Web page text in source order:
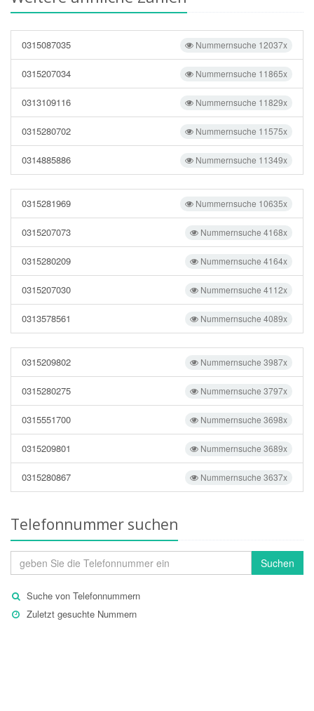
Nummernsuche 12037x
0315087035
Nummernsuche 11865x
0315207034
Nummernsuche 11829x
0313109116
Nummernsuche 11575x
0315280702
Nummernsuche 11349x
0314885886
Nummernsuche 10635x
0315281969
Nummernsuche 4168x
0315207073
Nummernsuche 4164x
0315280209
Nummernsuche 4112x
0315207030
Nummernsuche 4089x
0313578561
Nummernsuche 3987x
0315209802
Nummernsuche 3797x
0315280275
Nummernsuche 3698x
0315551700
Nummernsuche 3689x
0315209801
Nummernsuche 3637x
0315280867
Telefonnummer suchen
Suchen
Suche von Telefonnummern
Zuletzt gesuchte Nummern